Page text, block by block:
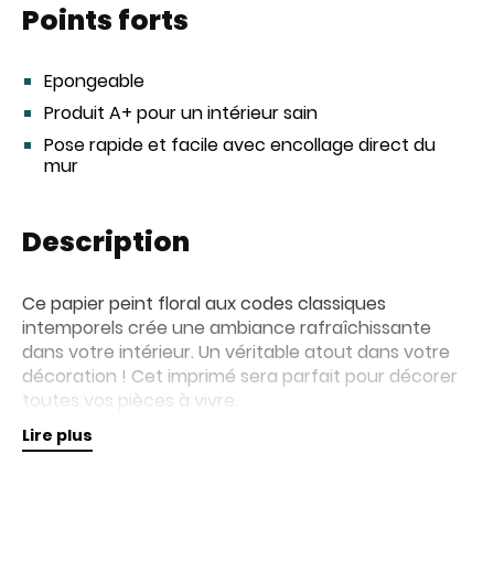
Points forts
Epongeable
Produit A+ pour un intérieur sain
Pose rapide et facile avec encollage direct du
mur
Description
Ce papier peint floral aux codes classiques
intemporels crée une ambiance rafraîchissante
dans votre intérieur. Un véritable atout dans votre
décoration ! Cet imprimé sera parfait pour décorer
toutes vos pièces à vivre.
Retrouvez nos collections de papiers peints en
Lire plus